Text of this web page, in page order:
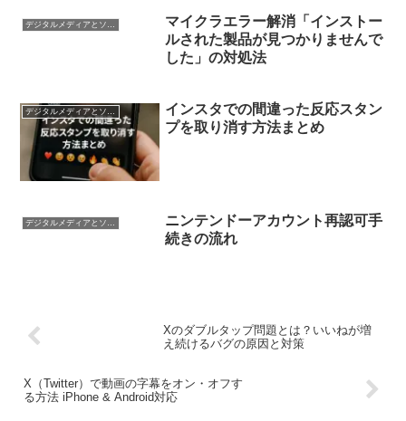
マイクラエラー解消「インストー
ルされた製品が見つかりませんで
した」の対処法
インスタでの間違った反応スタン
プを取り消す方法まとめ
デジタルメディアとソーシャルネットワーキング
ニンテンドーアカウント再認可手
続きの流れ
Xのダブルタップ問題とは？いいねが増
え続けるバグの原因と対策
X（Twitter）で動画の字幕をオン・オフす
る方法 iPhone & Android対応